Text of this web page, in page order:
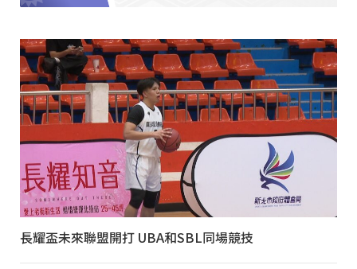
長耀盃未來聯盟開打 UBA和SBL同場競技